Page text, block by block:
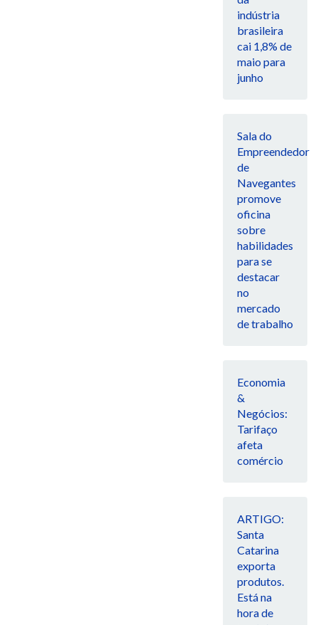
indústria
brasileira
cai 1,8% de
maio para
junho
Sala do
Empreendedor
de
Navegantes
promove
oficina
sobre
habilidades
para se
destacar
no
mercado
de trabalho
Economia
&
Negócios:
Tarifaço
afeta
comércio
ARTIGO:
Santa
Catarina
exporta
produtos.
Está na
hora de